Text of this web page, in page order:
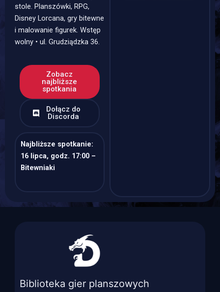
stole. Planszówki, RPG,
Disney Lorcana, gry bitewne
i malowanie figurek. Wstęp
wolny • ul. Grudziądzka 36.
Zobacz
najbliższe
spotkania
Dołącz do
Discorda
Najbliższe spotkanie:
16 lipca, godz. 17:00 –
Bitewniaki
Biblioteka gier planszowych